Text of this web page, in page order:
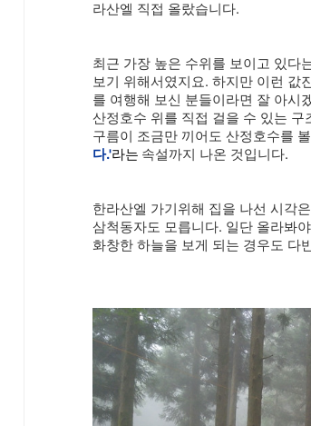
라산엘 직접 올랐습니다.
최근 가장 높은 수위를 보이고 있다
보기 위해서였지요. 하지만 이런 값
를 여행해 보신 분들이라면 잘 아시
산정호수 위를 직접 걸을 수 있는
구름이 조금만 끼어도 산정호수를
다.'라는 속설까지 나온 것입니다.
한라산엘 가기위해 집을 나선 시각
삼척동자도 모릅니다. 일단 올라봐
화창한 하늘을 보게 되는 경우도 다